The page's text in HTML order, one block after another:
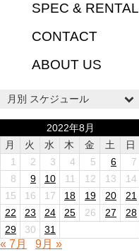
SPEC & RENTAL
CONTACT
ABOUT US
月別 スケジュール
2022年8月
月
火 水 木 金 土
日
1
2 3 4 5 6
7
8
9 10 11 12 13
14
15
16 17 18 19 20
21
22
23 24 25 26 27
28
29
30 31
« 7月 9月 »